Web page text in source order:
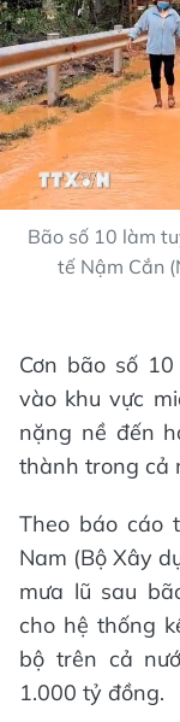
Bão số 10 làm
tế Nậm Cắn
Cơn bão số
vào khu vực
nặng nề đến
thành trong cả
Theo báo cáo
Nam (Bộ Xây
mưa lũ sau
cho hệ thống
bộ trên cả
1.000 tỷ đồng.